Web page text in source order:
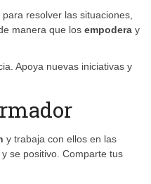
resolver las situaciones,
manera que los empodera y
Apoya nuevas iniciativas y
y trabaja con ellos en las
se positivo. Comparte tus